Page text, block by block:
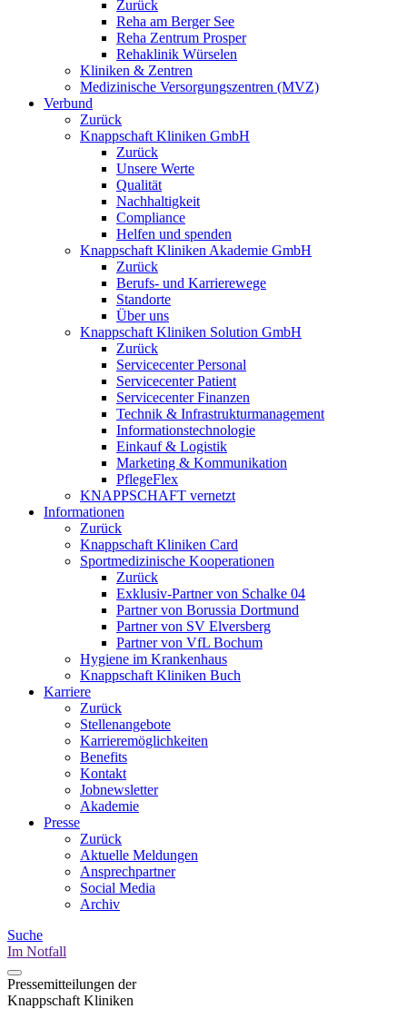
Zurück
Reha am Berger See
Reha Zentrum Prosper
Rehaklinik Würselen
Kliniken & Zentren
Medizinische Versorgungszentren (MVZ)
Verbund
Zurück
Knappschaft Kliniken GmbH
Zurück
Unsere Werte
Qualität
Nachhaltigkeit
Compliance
Helfen und spenden
Knappschaft Kliniken Akademie GmbH
Zurück
Berufs- und Karrierewege
Standorte
Über uns
Knappschaft Kliniken Solution GmbH
Zurück
Servicecenter Personal
Servicecenter Patient
Servicecenter Finanzen
Technik & Infrastrukturmanagement
Informationstechnologie
Einkauf & Logistik
Marketing & Kommunikation
PflegeFlex
KNAPPSCHAFT vernetzt
Informationen
Zurück
Knappschaft Kliniken Card
Sportmedizinische Kooperationen
Zurück
Exklusiv-Partner von Schalke 04
Partner von Borussia Dortmund
Partner von SV Elversberg
Partner von VfL Bochum
Hygiene im Krankenhaus
Knappschaft Kliniken Buch
Karriere
Zurück
Stellenangebote
Karrieremöglichkeiten
Benefits
Kontakt
Jobnewsletter
Akademie
Presse
Zurück
Aktuelle Meldungen
Ansprechpartner
Social Media
Archiv
Suche
Im Notfall
Pressemitteilungen der
Knappschaft Kliniken